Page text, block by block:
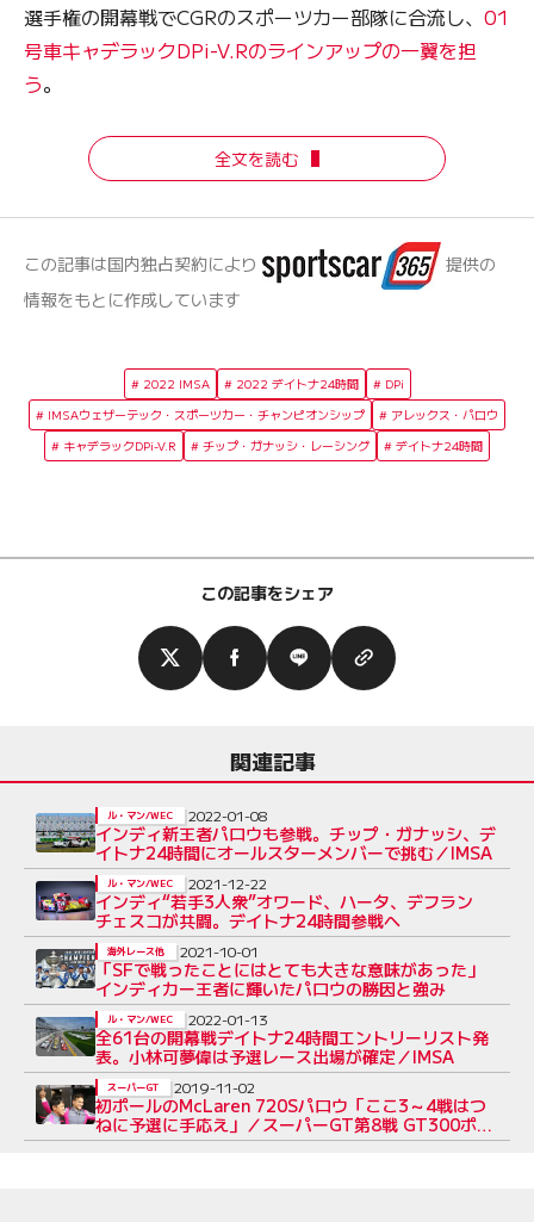
選手権の開幕戦でCGRのスポーツカー部隊に合流し、 01
号車キャデラックDPi-V.Rのラインアップの一翼を担
う。
全文を読む
この記事は国内独占契約により
提供の
情報をもとに作成しています
2022 IMSA 2022 デイトナ24時間
DPi
IMSAウェザーテック・スポーツカー・チャンピオンシップ
アレックス・パロウ
キャデラックDPi-V.R
チップ・ガナッシ・レーシング デイトナ24時間
この記事をシェア
関連記事
インディ新王者パロウも参戦。チップ・ガナッシ、デ
イトナ24時間にオールスターメンバーで挑む／IMSA
ル・マン/WEC 2022-01-08
インディ“若手3人衆”オワード、ハータ、デフラン
チェスコが共闘。デイトナ24時間参戦へ
ル・マン/WEC 2021-12-22
「SFで戦ったことにはとても大きな意味があった」
インディカー王者に輝いたパロウの勝因と強み
海外レース他 2021-10-01
全61台の開幕戦デイトナ24時間エントリーリスト発
表。小林可夢偉は予選レース出場が確定／IMSA
ル・マン/WEC 2022-01-13
初ポールのMcLaren 720Sパロウ「ここ3～4戦はつ
ねに予選に手応え」／スーパーGT第8戦 GT300ポー
ル会見
スーパーGT 2019-11-02